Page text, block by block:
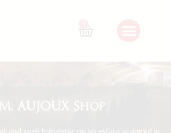
AUJOUX Shop
and even harvester on an estate acquired in